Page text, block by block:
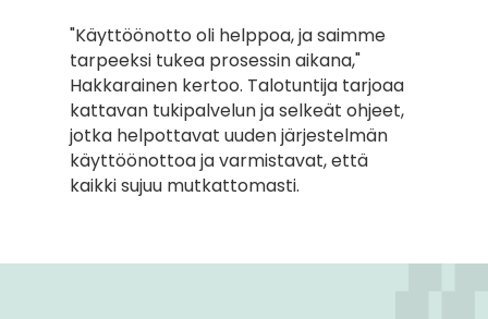
"Käyttöönotto oli helppoa, ja saimme
tarpeeksi tukea prosessin aikana,"
Hakkarainen kertoo. Talotuntija tarjoaa
kattavan tukipalvelun ja selkeät ohjeet,
jotka helpottavat uuden järjestelmän
käyttöönottoa ja varmistavat, että
kaikki sujuu mutkattomasti.